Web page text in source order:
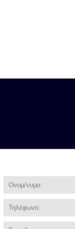
οχηματων εργου -